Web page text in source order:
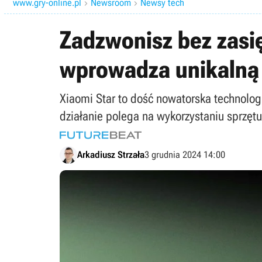
www.gry-online.pl  Newsroom  Newsy tech
Zadzwonisz bez
wprowadza
Xiaomi Star to dość nowatorska
działanie polega na wykorzystaniu
Arkadiusz Strzała3 grudnia 2024 14:00